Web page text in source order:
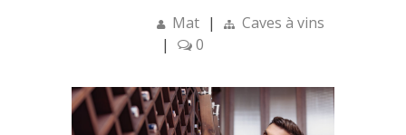
Mat |
Caves à vins
|
0